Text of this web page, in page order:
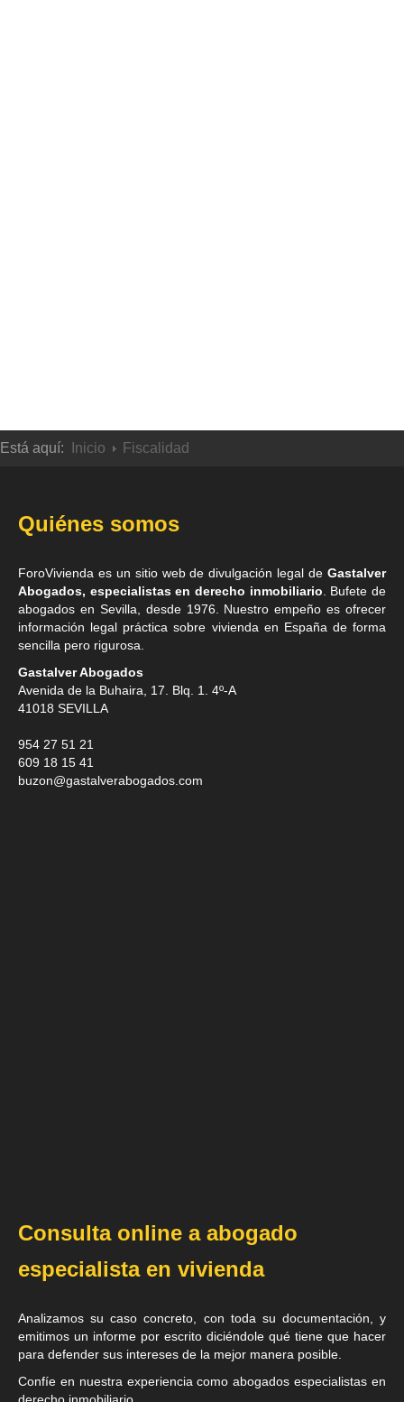
Está aquí: Inicio Fiscalidad
Quiénes somos
ForoVivienda es un sitio web de divulgación legal de Gastalver
Abogados, especialistas en derecho inmobiliario . Bufete de
abogados en Sevilla , desde 1976. Nuestro empeño es ofrecer
información legal práctica sobre vivienda en España de forma
sencilla pero rigurosa.
Gastalver Abogados
Avenida de la Buhaira, 17. Blq. 1. 4º-A
41018 SEVILLA
954 27 51 21
609 18 15 41
buzon@gastalverabogados.com
Consulta online a abogado
especialista en vivienda
Analizamos su caso concreto, con toda su documentación, y
emitimos un informe por escrito diciéndole qué tiene que hacer
para defender sus intereses de la mejor manera posible.
Confíe en nuestra experiencia comoabogados especialistas en